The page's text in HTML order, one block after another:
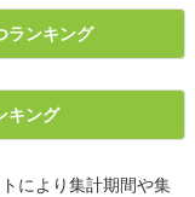
ランキング
キング
により集計期間や集